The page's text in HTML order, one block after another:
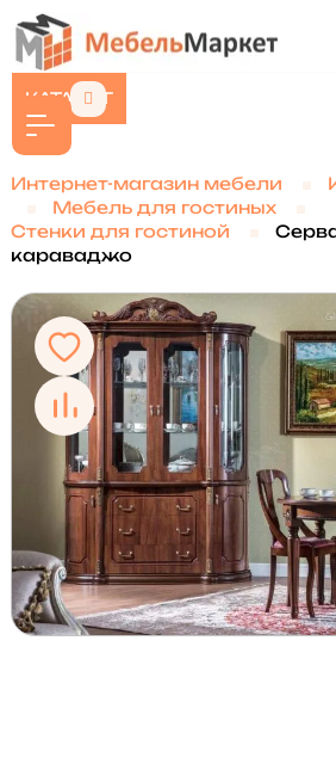
КАТАЛОГ
Интернет-магазин мебели
Мебель для гостиных
Стенки для гостиной
караваджо